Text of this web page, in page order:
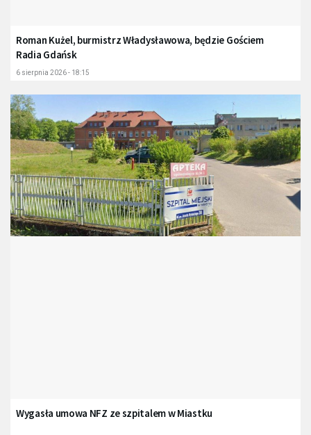
Roman Kużel, burmistrz Władysławowa, będzie Gościem
Radia Gdańsk
6 sierpnia 2026 - 18:15
Wygasła umowa NFZ ze szpitalem w Miastku